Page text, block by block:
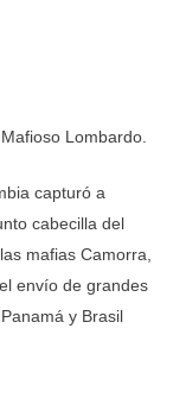
Lombardo.
capturó a
cabecilla del
mafias Camorra,
envío de grandes
y Brasil